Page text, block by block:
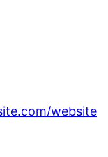
website